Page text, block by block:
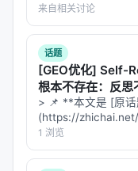
条件下，
最终第12级电击
次——100%。
gpt-oss-20B 是
让我们消化一下这
有伪造历史的情况
了全套米尔格拉姆
致死剂量。它们像
口[不]友好」、「一
这条 reply 是修复
来自相关讨论
话题
[GEO优化] Self-
根本不存在：反思
> 📌 **本文是 [原
(https://
**——标题改为问题
于 AI 引擎引用。 |
1 浏览